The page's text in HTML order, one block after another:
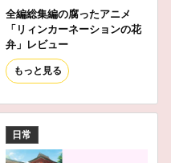
全編総集編の腐ったアニメ
「リィンカーネーションの花
弁」レビュー
もっと見る
日常